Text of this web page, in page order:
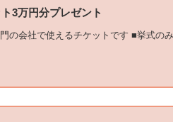
3万円分プレゼント
の会社で使えるチケットです ■挙式の